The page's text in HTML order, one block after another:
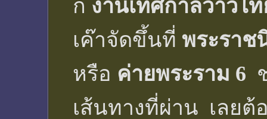
ก็ งานเทศกาลว่าวไ
เค๊าจัดขึ้นที่ พระราช
หรือ ค่ายพระราม 6
เส้นทางที่ผ่าน เลยต้